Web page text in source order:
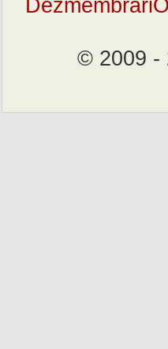
© 2009 -